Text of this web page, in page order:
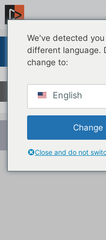
Zum
Inhalt
springen
Ihr Warenkorb ist
Zurück zum Shop
•
We've detected
different language.
change to:
English
Change
Close and do not